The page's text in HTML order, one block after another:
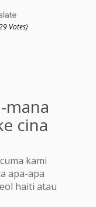
Votes)
mana
cina
kami
apa-apa
haiti atau